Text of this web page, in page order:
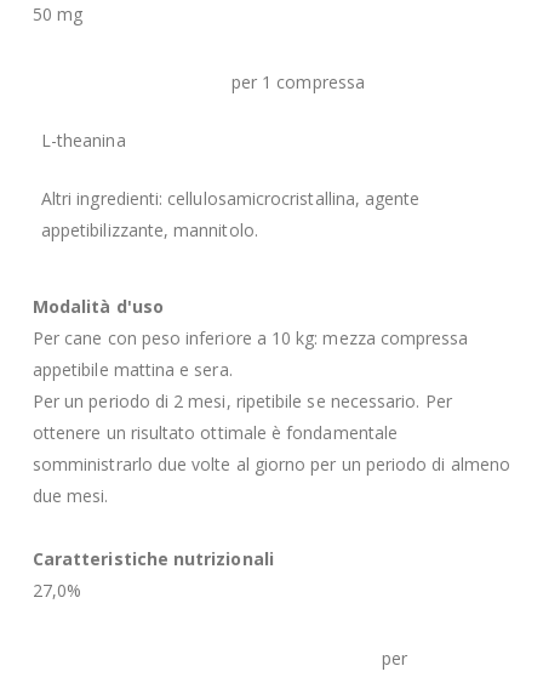
50 mg
per 1 compressa
L-theanina
Altri ingredienti: cellulosamicrocristallina, agente
appetibilizzante, mannitolo.
Modalità d'uso
Per cane con peso inferiore a 10 kg: mezza compressa
appetibile mattina e sera.
Per un periodo di 2 mesi, ripetibile se necessario. Per
ottenere un risultato ottimale è fondamentale
somministrarlo due volte al giorno per un periodo di almeno
due mesi.
Caratteristiche nutrizionali
27,0%
per